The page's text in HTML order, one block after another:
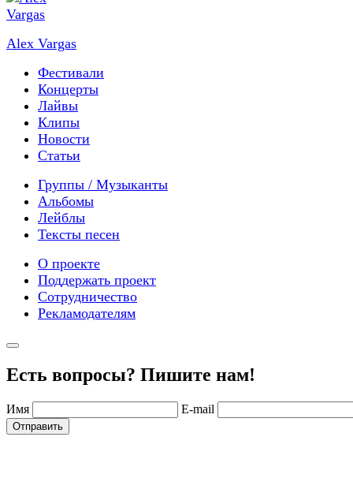
Alex Vargas
Фестивали
Концерты
Лайвы
Клипы
Новости
Статьи
Группы / Музыканты
Альбомы
Лейблы
Тексты песен
О проекте
Поддержать проект
Сотрудничество
Рекламодателям
Есть вопросы? Пишите нам!
Имя E-mail